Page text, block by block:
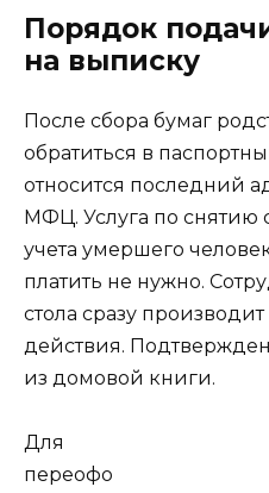
Порядок
на выписку
После сбора бумаг
обратиться в
относится последний
МФЦ. Услуга по снятию
учета умершего
платить не нужно.
стола сразу
действия.
из домовой книги.
Для
переофо